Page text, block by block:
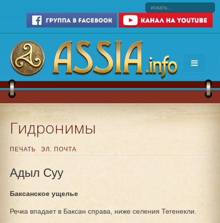
Гидронимы
ПЕЧАТЬ ЭЛ. ПОЧТА
Адыл Суу
Баксанское ущелье
Речка впадает в Баксан справа, ниже селения Тегенекли.